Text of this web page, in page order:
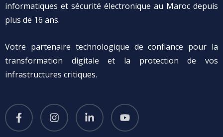
informatiques et sécurité électronique au Maroc depuis
plus de 16 ans.
Votre partenaire technologique de confiance pour la
transformation digitale et la protection de vos
infrastructures critiques.